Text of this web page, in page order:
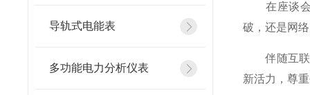
导轨式电能表
多功能电力分析仪表
在座谈会
破，还是网
伴随互联网
新活力，尊